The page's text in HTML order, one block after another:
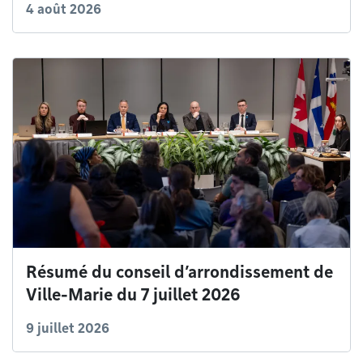
4 août 2026
Résumé du conseil d’arrondissement de
Ville-Marie du 7 juillet 2026
9 juillet 2026